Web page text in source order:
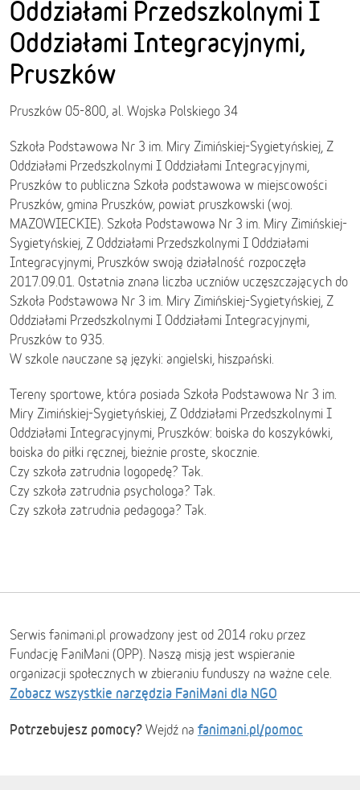
Oddziałami Przedszkolnymi I
Oddziałami Integracyjnymi,
Pruszków
Pruszków 05-800, al. Wojska Polskiego 34
Szkoła Podstawowa Nr 3 im. Miry Zimińskiej-Sygietyńskiej, Z
Oddziałami Przedszkolnymi I Oddziałami Integracyjnymi,
Pruszków to publiczna Szkoła podstawowa w miejscowości
Pruszków, gmina Pruszków, powiat pruszkowski (woj.
MAZOWIECKIE). Szkoła Podstawowa Nr 3 im. Miry Zimińskiej-
Sygietyńskiej, Z Oddziałami Przedszkolnymi I Oddziałami
Integracyjnymi, Pruszków swoją działalność rozpoczęła
2017.09.01. Ostatnia znana liczba uczniów uczęszczających do
Szkoła Podstawowa Nr 3 im. Miry Zimińskiej-Sygietyńskiej, Z
Oddziałami Przedszkolnymi I Oddziałami Integracyjnymi,
Pruszków to 935.
W szkole nauczane są języki: angielski, hiszpański.
Tereny sportowe, która posiada Szkoła Podstawowa Nr 3 im.
Miry Zimińskiej-Sygietyńskiej, Z Oddziałami Przedszkolnymi I
Oddziałami Integracyjnymi, Pruszków: boiska do koszykówki,
boiska do piłki ręcznej, bieżnie proste, skocznie.
Czy szkoła zatrudnia logopedę? Tak.
Czy szkoła zatrudnia psychologa? Tak.
Czy szkoła zatrudnia pedagoga? Tak.
Serwis fanimani.pl prowadzony jest od 2014 roku przez
Fundację FaniMani (OPP). Naszą misją jest wspieranie
organizacji społecznych w zbieraniu funduszy na ważne cele.
Zobacz wszystkie narzędzia FaniMani dla NGO
Potrzebujesz pomocy? Wejdź na fanimani.pl/pomoc